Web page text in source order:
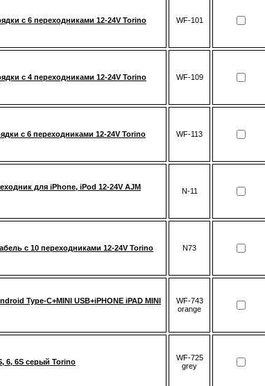
с 6 переходниками 12-24V Torino WF-101
с 4 переходниками 12-24V Torino WF-109
с 6 переходниками 12-24V Torino WF-113
для iPhone, iPоd 12-24V AJM
N-11
с 10 переходниками 12-24V Torino N73
Type-C+MINI USB+iPHONE iPAD MINI
WF-743
orange
6, 6S серый Torino
WF-725
grey